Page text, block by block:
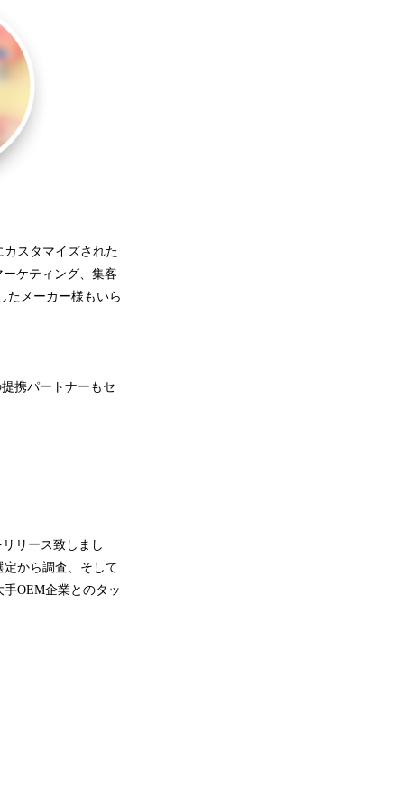
スタマイズされた
ケティング、集客
たメーカー様もいら
携パートナーもセ
リース致しまし
から調査、そして
OEM企業とのタッ